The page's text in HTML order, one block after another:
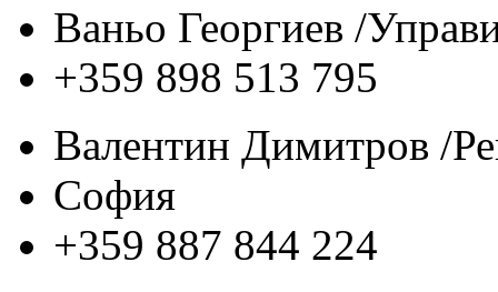
Ваньо Георгиев /
+359 898 513 795
Валентин Димитров /
София
+359 887 844 224